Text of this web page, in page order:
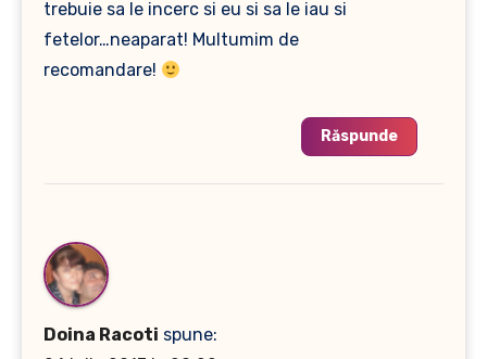
trebuie sa le incerc si eu si sa le iau si
fetelor…neaparat! Multumim de
recomandare!
Răspunde
Doina Racoti spune: